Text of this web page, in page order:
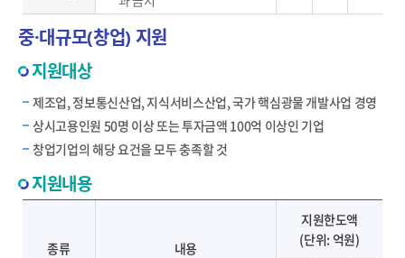
중·대규모(창업) 지원
지원대상
제조업, 정보통신산업, 지식서비스산업, 국가 핵심광물 개발사업 경영
상시고용인원 50명 이상 또는 투자금액 100억 이상인 기업
창업기업의 해당 요건을 모두 충족할 것
지원내용
종류 내용
지원한도액
(단위: 억원)